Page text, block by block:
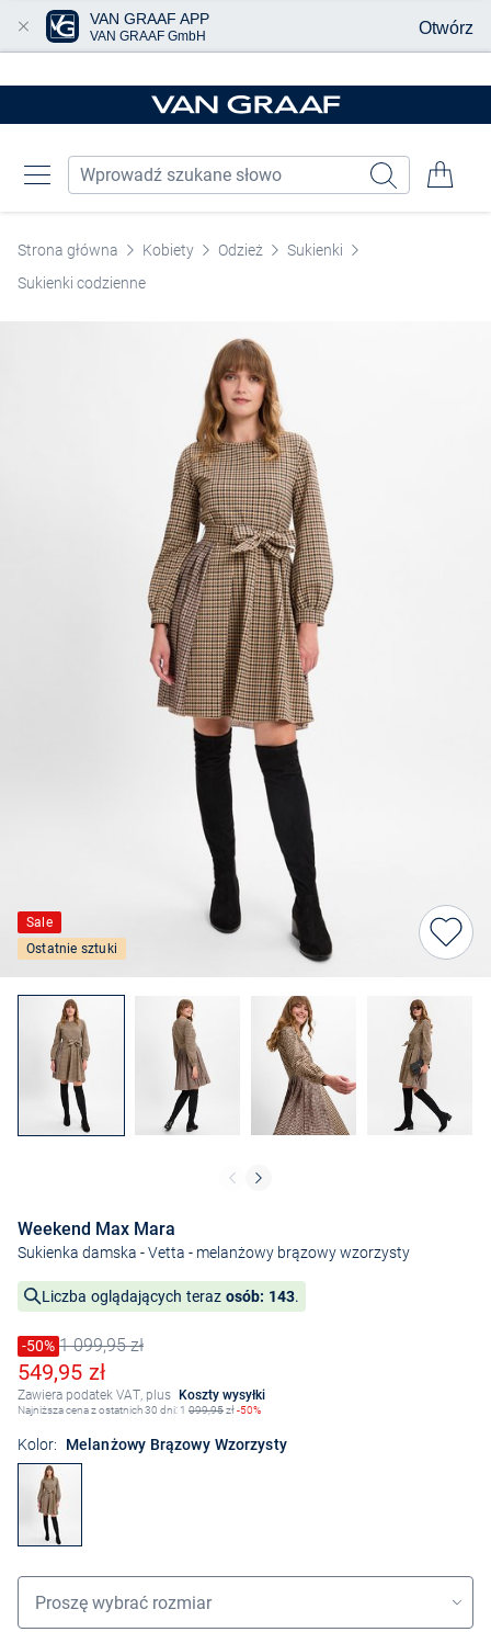
Strona główna Kobiety Odzież
Sukienki
Sukienki codzienne
Sale
Ostatnie sztuki
Weekend Max Mara
Sukienka damska - Vetta - melanżowy brązowy wzorzysty
Liczba oglądających teraz osób: 143.
Cena obniżona o
-50%
Stara cena1 099,95 zł
Obniżona cena
549,95 zł
Zawiera podatek VAT, plus Koszty wysyłki
Najniższa cena z ostatnich 30 dni: 1 099,95zł-50%
Kolor: Melanżowy Brązowy Wzorzysty
Wybór rozmiaru
Proszę wybrać rozmiar
VAN GRAAF APP
VAN GRAAF GmbH Otwórz